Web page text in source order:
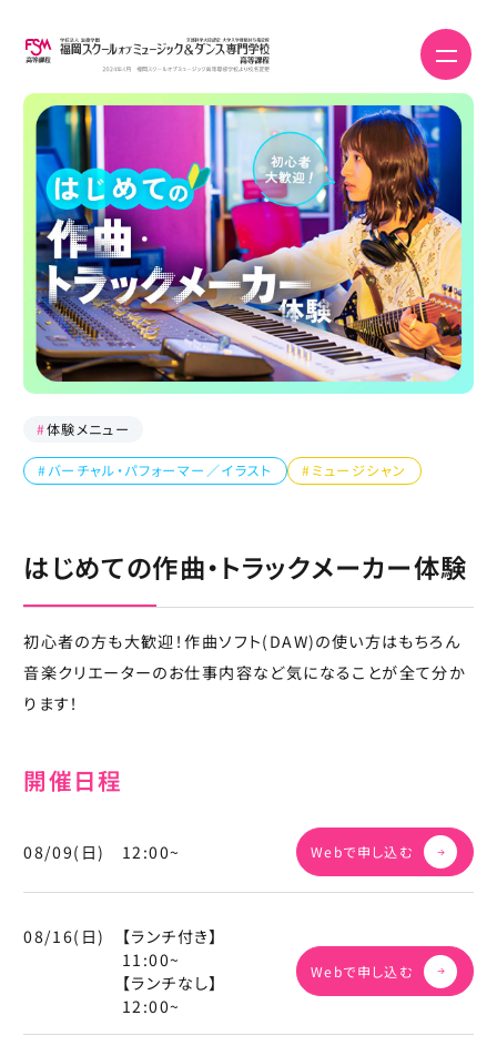
#体験メニュー
#バーチャル・パフォーマー／イラスト #ミュージシャン
はじめての作曲・トラックメーカー体験
初心者の方も大歓迎！作曲ソフト(DAW)の使い方はもちろん
音楽クリエーターのお仕事内容など気になることが全て分か
ります！
開催日程
08/09(日) 12:00~ Webで申し込む
08/16(日)
【ランチ付き】
11:00~
【ランチなし】
12:00~
Webで申し込む